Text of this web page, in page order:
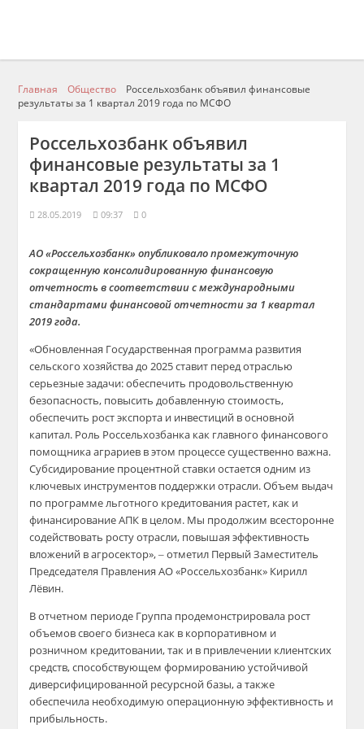
Главная Общество
Россельхозбанк объявил финансовые
результаты за 1 квартал 2019 года по МСФО
Россельхозбанк объявил
финансовые результаты за 1
квартал 2019 года по МСФО
28.05.2019 09:37 0
АО «Россельхозбанк» опубликовало промежуточную
сокращенную консолидированную финансовую
отчетность в соответствии с международными
стандартами финансовой отчетности за 1 квартал
2019 года.
«Обновленная Государственная программа развития
сельского хозяйства до 2025 ставит перед отраслью
серьезные задачи: обеспечить продовольственную
безопасность, повысить добавленную стоимость,
обеспечить рост экспорта и инвестиций в основной
капитал. Роль Россельхозбанка как главного финансового
помощника аграриев в этом процессе существенно важна.
Субсидирование процентной ставки остается одним из
ключевых инструментов поддержки отрасли. Объем выдач
по программе льготного кредитования растет, как и
финансирование АПК в целом. Мы продолжим всесторонне
содействовать росту отрасли, повышая эффективность
вложений в агросектор», ‒ отметил Первый Заместитель
Председателя Правления АО «Россельхозбанк» Кирилл
Лёвин.
В отчетном периоде Группа продемонстрировала рост
объемов своего бизнеса как в корпоративном и
розничном кредитовании, так и в привлечении клиентских
средств, способствующем формированию устойчивой
диверсифицированной ресурсной базы, а также
обеспечила необходимую операционную эффективность и
прибыльность.